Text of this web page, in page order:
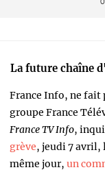
La future chaîne
France Info, ne fait
groupe France
France TV Info,
grève, jeudi 7 avril,
même jour, un